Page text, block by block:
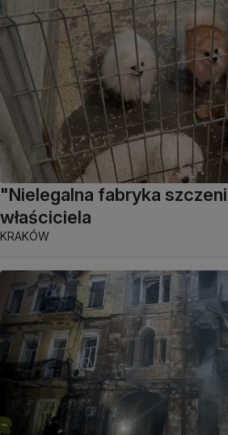
"Nielegalna fabryka
właściciela
KRAKÓW